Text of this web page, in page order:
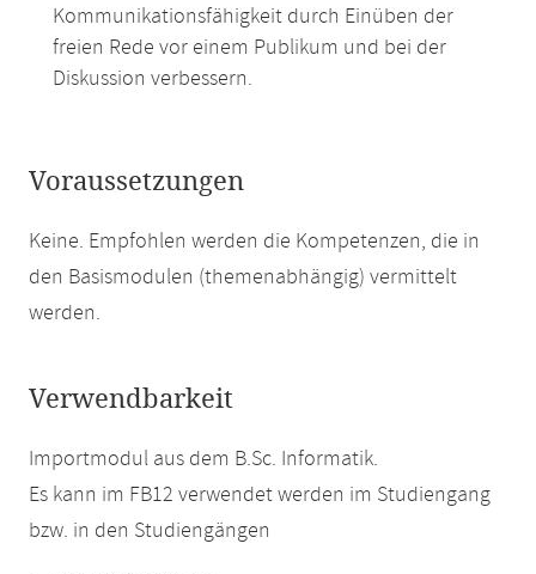
Kommunikationsfähigkeit durch Einüben der
freien Rede vor einem Publikum und bei der
Diskussion verbessern.
Voraussetzungen
Keine. Empfohlen werden die Kompetenzen, die in
den Basismodulen (themenabhängig) vermittelt
werden.
Verwendbarkeit
Importmodul aus dem B.Sc. Informatik.
Es kann im FB12 verwendet werden im Studiengang
bzw. in den Studiengängen